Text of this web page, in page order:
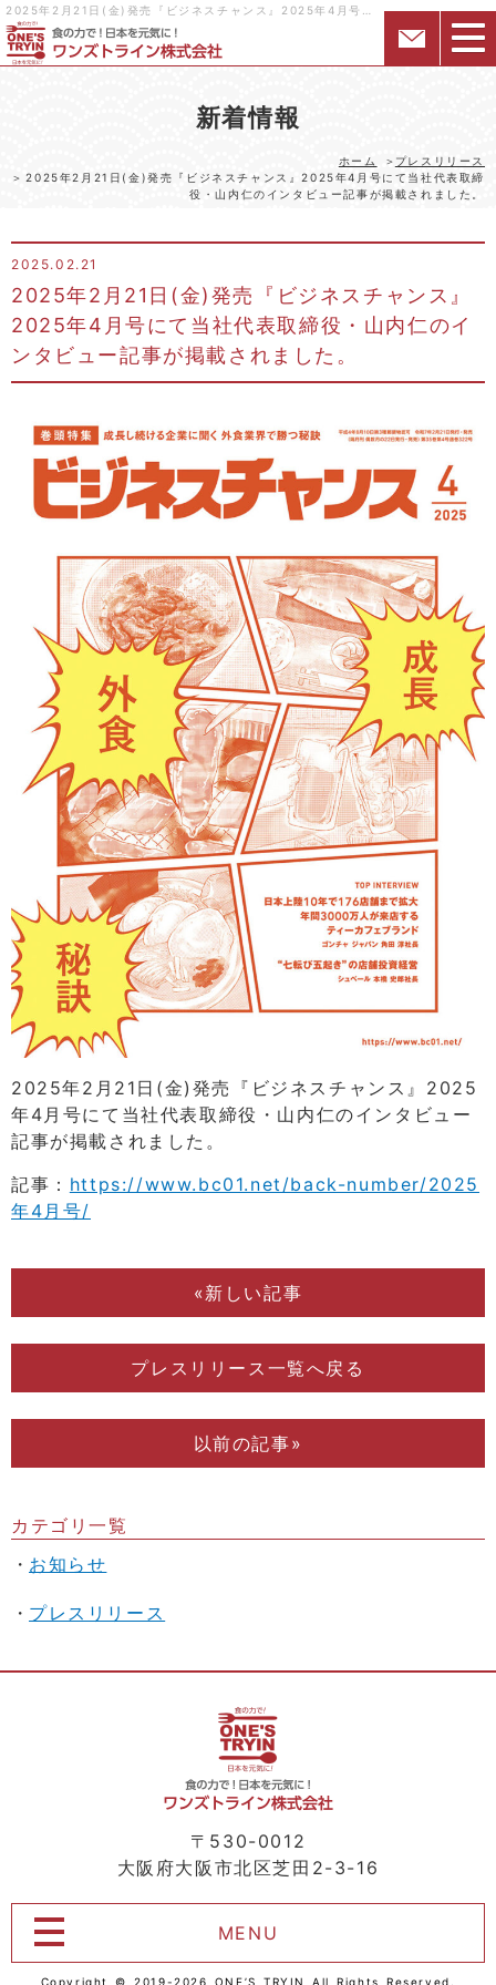
新着情報
ホーム
プレスリリース
2025年2月21日(金)発売『ビジネスチャンス』2025年4月号にて当社代表取締
役・山内仁のインタビュー記事が掲載されました。
2025.02.21
2025年2月21日(金)発売『ビジネスチャンス』
2025年4月号にて当社代表取締役・山内仁のイ
ンタビュー記事が掲載されました。
2025年2月21日(金)発売『ビジネスチャンス』2025
年4月号にて当社代表取締役・山内仁のインタビュー
記事が掲載されました。
記事： https://www.bc01.net/back-number/2025
年4月号/
«新しい記事
プレスリリース一覧へ戻る
以前の記事»
カテゴリ一覧
お知らせ
プレスリリース
〒530-0012
大阪府大阪市北区芝田2-3-16
MENU
Copyright© 2019-2026 ONE’S TRYIN All Rights Reserved.